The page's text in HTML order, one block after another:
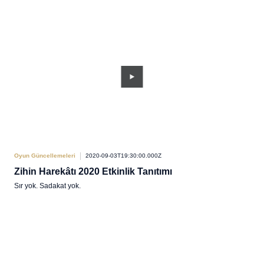
Oyun Güncellemeleri 2020-09-03T19:30:00.000Z
Zihin Harekâtı 2020 Etkinlik Tanıtımı
Sır yok. Sadakat yok.